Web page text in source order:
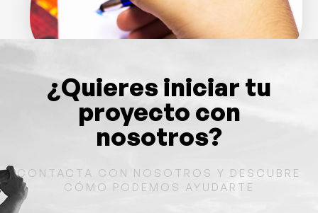
¿Quieres iniciar tu
proyecto con
nosotros?
CONTACTA CON NOSOTROS Y DESCUBRE
CÓMO PODEMOS AYUDARTE